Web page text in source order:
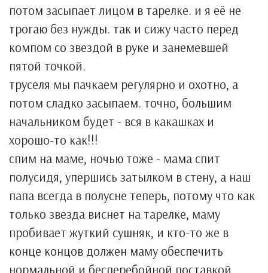
потом засыпает лицом в тарелке. и я её не
трогаю без нужды. так и сижу часто перед
компом со звездой в руке и занемевшей
пятой точкой.
труселя мы пачкаем регулярно и охотно, а
потом сладко засыпаем. точно, большим
начальником будет - вся в какашках и
хорошо-то как!!!
спим на маме, ночью тоже - мама спит
полусидя, упершись затылком в стену, а наш
папа всегда в полусне теперь, потому что как
только звезда виснет на тарелке, маму
пробивает жуткий сушняк, и кто-то же в
конце концов должен маму обеспечить
нормальной и бесперебойной поставкой